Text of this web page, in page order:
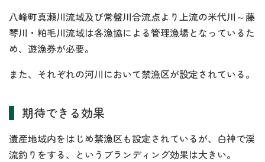
八峰町真瀬川流域及び常盤川合流点より上流の米代川～藤
琴川・粕毛川流域は各漁協による管理漁場となっているた
め、遊漁券が必要。
また、それぞれの河川において禁漁区が設定されている。
期待できる効果
遺産地域内をはじめ禁漁区も設定されているが、白神で渓
流釣りをする、というブランディング効果は大きい。